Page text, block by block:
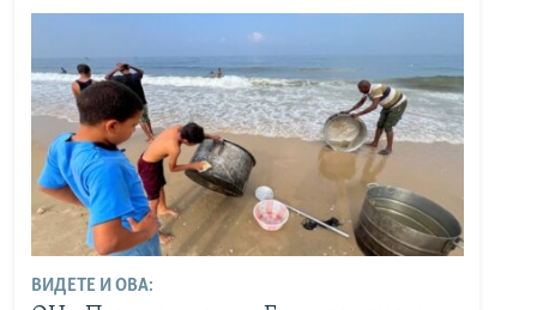
ВИДЕТЕ И ОВА: